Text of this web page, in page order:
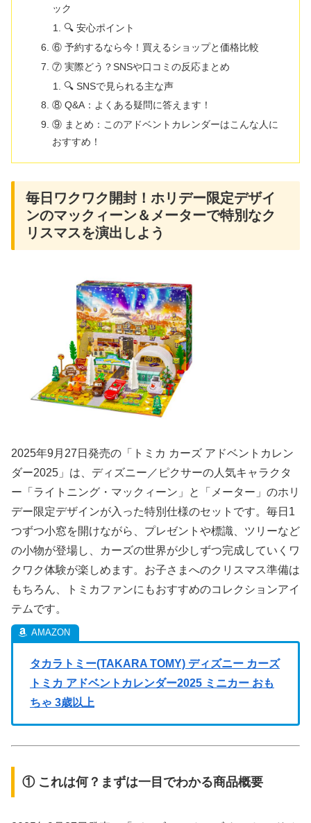
ック
🔍 安心ポイント
⑥ 予約するなら今！買えるショップと価格比較
⑦ 実際どう？SNSや口コミの反応まとめ
🔍 SNSで見られる主な声
⑧ Q&A：よくある疑問に答えます！
⑨ まとめ：このアドベントカレンダーはこんな人に
おすすめ！
毎日ワクワク開封！ホリデー限定デザイ
ンのマックィーン＆メーターで特別なク
リスマスを演出しよう
2025年9月27日発売の「トミカ カーズ アドベントカレン
ダー2025」は、ディズニー／ピクサーの人気キャラクタ
ー「ライトニング・マックィーン」と「メーター」のホリ
デー限定デザインが入った特別仕様のセットです。毎日1
つずつ小窓を開けながら、プレゼントや標識、ツリーなど
の小物が登場し、カーズの世界が少しずつ完成していくワ
クワク体験が楽しめます。お子さまへのクリスマス準備は
もちろん、トミカファンにもおすすめのコレクションアイ
テムです。
タカラトミー(TAKARA TOMY) ディズニー カーズ
トミカ アドベントカレンダー2025 ミニカー おも
ちゃ 3歳以上
① これは何？まずは一目でわかる商品概要